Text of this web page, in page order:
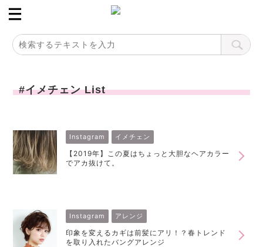
#イメチェン List
Instagram イメチェン
【2019年】この夏はちょっと大胆なヘアカラー
でアカ抜けて。
Instagram アレンジ
印象を変えるカギは前髪にアリ！？春トレンド
を取り入れたバングアレンジ